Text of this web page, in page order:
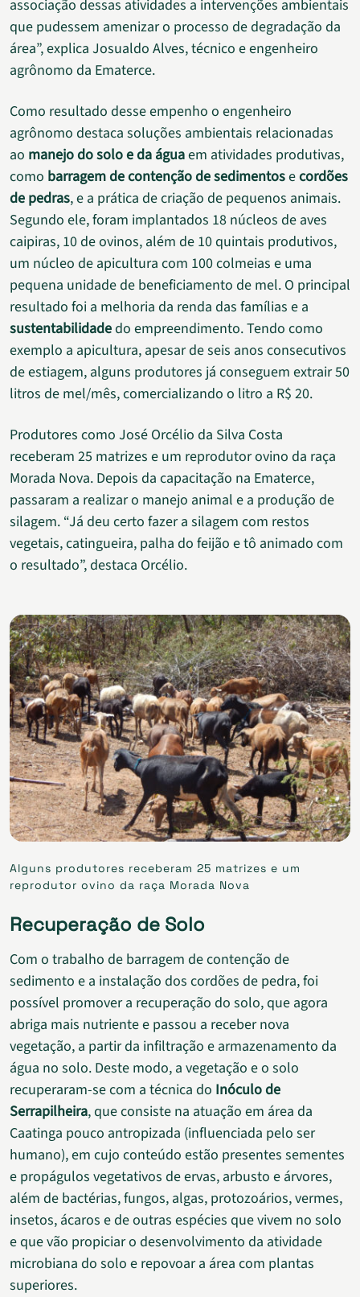
associação dessas atividades a intervenções ambientais
que pudessem amenizar o processo de degradação da
área”, explica Josualdo Alves, técnico e engenheiro
agrônomo da Ematerce.
Como resultado desse empenho o engenheiro
agrônomo destaca soluções ambientais relacionadas
ao manejo do solo e da águaem atividades produtivas,
como barragem de contenção de sedimentosecordões
de pedras, e a prática de criação de pequenos animais.
Segundo ele, foram implantados 18 núcleos de aves
caipiras, 10 de ovinos, além de 10 quintais produtivos,
um núcleo de apicultura com 100 colmeias e uma
pequena unidade de beneficiamento de mel. O principal
resultado foi a melhoria da renda das famílias e a
sustentabilidadedo empreendimento. Tendo como
exemplo a apicultura, apesar de seis anos consecutivos
de estiagem, alguns produtores já conseguem extrair 50
litros de mel/mês, comercializando o litro a R$ 20.
Produtores como José Orcélio da Silva Costa
receberam 25 matrizes e um reprodutor ovino da raça
Morada Nova. Depois da capacitação na Ematerce,
passaram a realizar o manejo animal e a produção de
silagem. “Já deu certo fazer a silagem com restos
vegetais, catingueira, palha do feijão e tô animado com
o resultado”, destaca Orcélio.
Alguns produtores receberam 25 matrizes e um
reprodutor ovino da raça Morada Nova
Recuperação de Solo
Com o trabalho de barragem de contenção de
sedimento e a instalação dos cordões de pedra, foi
possível promover a recuperação do solo, que agora
abriga mais nutriente e passou a receber nova
vegetação, a partir da infiltração e armazenamento da
água no solo. Deste modo, a vegetação e o solo
recuperaram-se com a técnica do Inóculo de
Serrapilheira, que consiste na atuação em área da
Caatinga pouco antropizada (influenciada pelo ser
humano), em cujo conteúdo estão presentes sementes
e propágulos vegetativos de ervas, arbusto e árvores,
além de bactérias, fungos, algas, protozoários, vermes,
insetos, ácaros e de outras espécies que vivem no solo
e que vão propiciar o desenvolvimento da atividade
microbiana do solo e repovoar a área com plantas
superiores.